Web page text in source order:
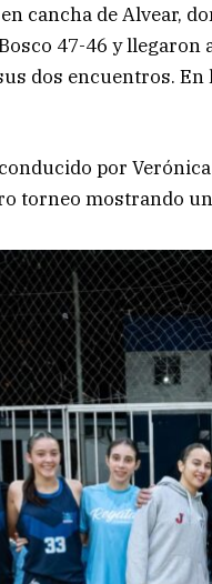
cancha de Alvear,
47-46 y
dos encuentros.
por
torneo mostrando